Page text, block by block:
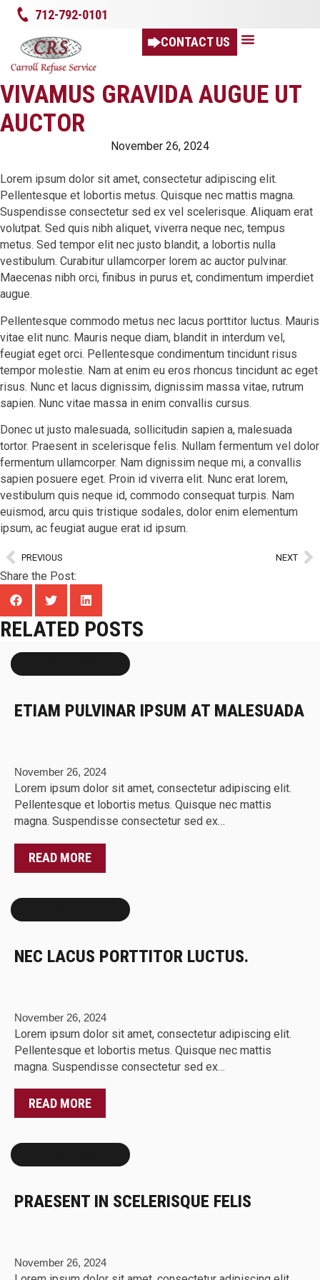
712-792-0101
CONTACT US
VIVAMUS GRAVIDA AUGUE UT
AUCTOR
November 26, 2024
Lorem ipsum dolor sit amet, consectetur adipiscing elit.
Pellentesque et lobortis metus. Quisque nec mattis magna.
Suspendisse consectetur sed ex vel scelerisque. Aliquam erat
volutpat. Sed quis nibh aliquet, viverra neque nec, tempus
metus. Sed tempor elit nec justo blandit, a lobortis nulla
vestibulum. Curabitur ullamcorper lorem ac auctor pulvinar.
Maecenas nibh orci, finibus in purus et, condimentum imperdiet
augue.
Pellentesque commodo metus nec lacus porttitor luctus. Mauris
vitae elit nunc. Mauris neque diam, blandit in interdum vel,
feugiat eget orci. Pellentesque condimentum tincidunt risus
tempor molestie. Nam at enim eu eros rhoncus tincidunt ac eget
risus. Nunc et lacus dignissim, dignissim massa vitae, rutrum
sapien. Nunc vitae massa in enim convallis cursus.
Donec ut justo malesuada, sollicitudin sapien a, malesuada
tortor. Praesent in scelerisque felis. Nullam fermentum vel dolor
fermentum ullamcorper. Nam dignissim neque mi, a convallis
sapien posuere eget. Proin id viverra elit. Nunc erat lorem,
vestibulum quis neque id, commodo consequat turpis. Nam
euismod, arcu quis tristique sodales, dolor enim elementum
ipsum, ac feugiat augue erat id ipsum.
PREVIOUS NEXT
Share the Post:
RELATED POSTS
ETIAM PULVINAR IPSUM AT MALESUADA
November 26, 2024
Lorem ipsum dolor sit amet, consectetur adipiscing elit.
Pellentesque et lobortis metus. Quisque nec mattis
magna. Suspendisse consectetur sed ex…
READ MORE
NEC LACUS PORTTITOR LUCTUS.
November 26, 2024
Lorem ipsum dolor sit amet, consectetur adipiscing elit.
Pellentesque et lobortis metus. Quisque nec mattis
magna. Suspendisse consectetur sed ex…
READ MORE
PRAESENT IN SCELERISQUE FELIS
November 26, 2024